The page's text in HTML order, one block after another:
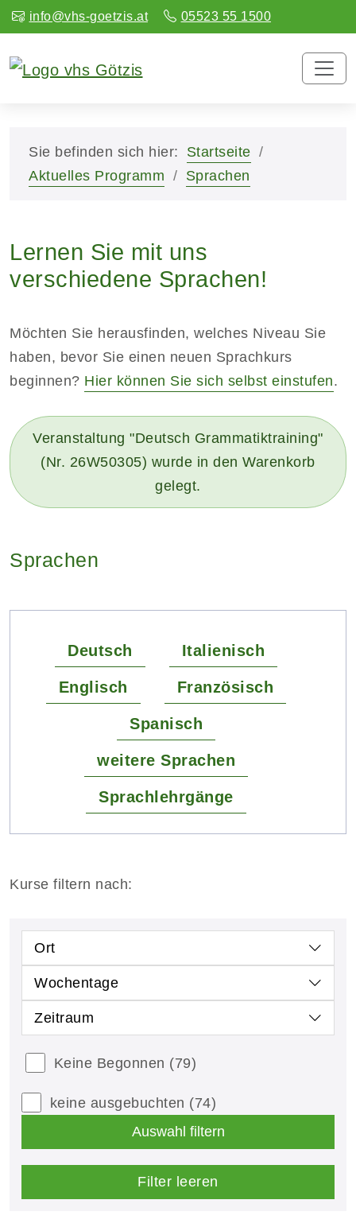
info@vhs-goetzis.at 05523 55 1500
Sie befinden sich hier:
Startseite
Aktuelles Programm
Sprachen
Lernen Sie mit uns
verschiedene Sprachen!
Möchten Sie herausfinden, welches Niveau Sie
haben, bevor Sie einen neuen Sprachkurs
beginnen? Hier können Sie sich selbst einstufen.
Veranstaltung "Deutsch Grammatiktraining"
(Nr. 26W50305) wurde in den Warenkorb
gelegt.
Sprachen
Deutsch Italienisch
Englisch Französisch
Spanisch
weitere Sprachen
Sprachlehrgänge
Kurse filtern nach:
Ort
Wochentage
Zeitraum
Keine Begonnen (79)
keine ausgebuchten (74)
Auswahl filtern
Filter leeren